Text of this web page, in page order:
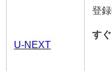
U-NEXT
登
す